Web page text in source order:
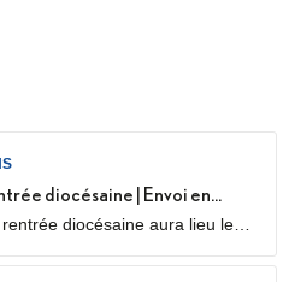
diocésaine | Envoi en
diocésaine aura lieu le